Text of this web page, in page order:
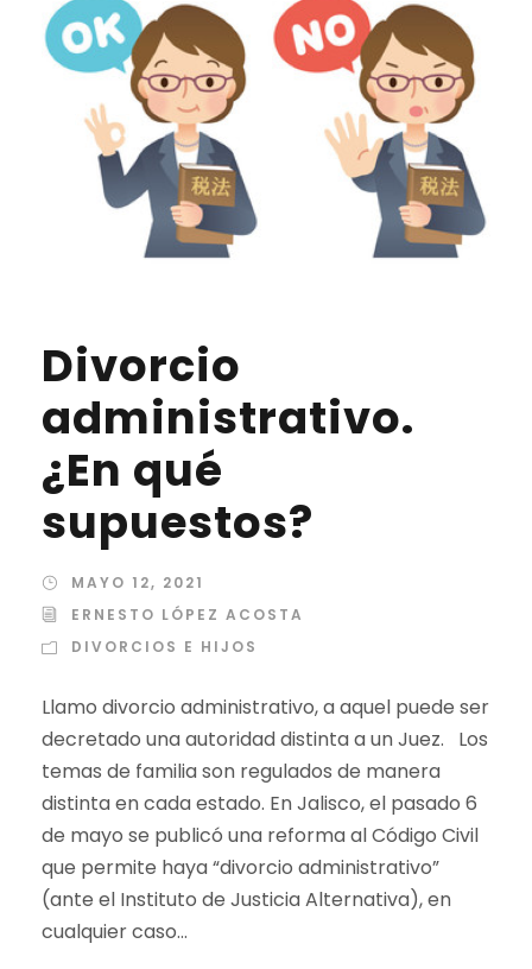
Divorcio
administrativo.
¿En qué
supuestos?
MAYO 12, 2021
ERNESTO LÓPEZ ACOSTA
DIVORCIOS E HIJOS
Llamo divorcio administrativo, a aquel puede ser
decretado una autoridad distinta a un Juez. Los
temas de familia son regulados de manera
distinta en cada estado. En Jalisco, el pasado 6
de mayo se publicó una reforma al Código Civil
que permite haya “divorcio administrativo”
(ante el Instituto de Justicia Alternativa), en
cualquier caso...